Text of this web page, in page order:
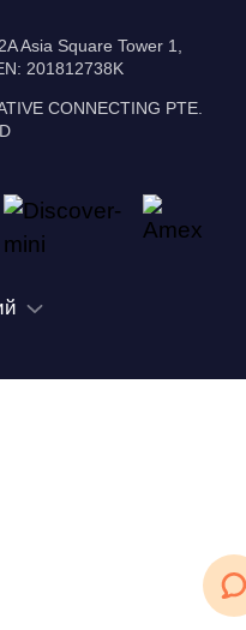
Asia Square Tower 1,
201812738K
CONNECTING PTE.